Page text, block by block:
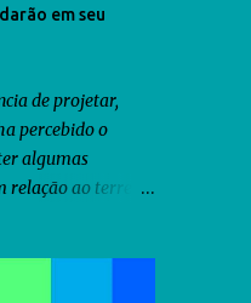
em seu
de projetar,
percebido o
algumas
relação ao terreno